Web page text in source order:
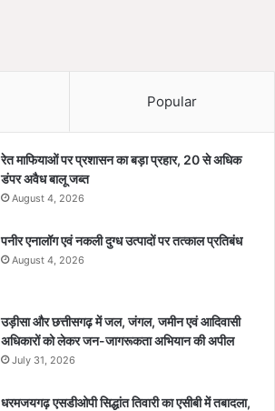
Popular
रेत माफियाओं पर प्रशासन का बड़ा प्रहार, 20 से अधिक
डंपर अवैध बालू जब्त
August 4, 2026
पनीर एनालॉग एवं नकली दुग्ध उत्पादों पर तत्काल प्रतिबंध
August 4, 2026
उड़ीसा और छत्तीसगढ़ में जल, जंगल, जमीन एवं आदिवासी
अधिकारों को लेकर जन-जागरूकता अभियान की अपील
July 31, 2026
धरमजयगढ़ एसडीओपी सिद्धांत तिवारी का एसीबी में तबादला,